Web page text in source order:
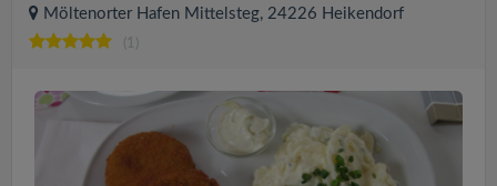
Möltenorter Hafen Mittelsteg, 24226 Heikendorf
(1)